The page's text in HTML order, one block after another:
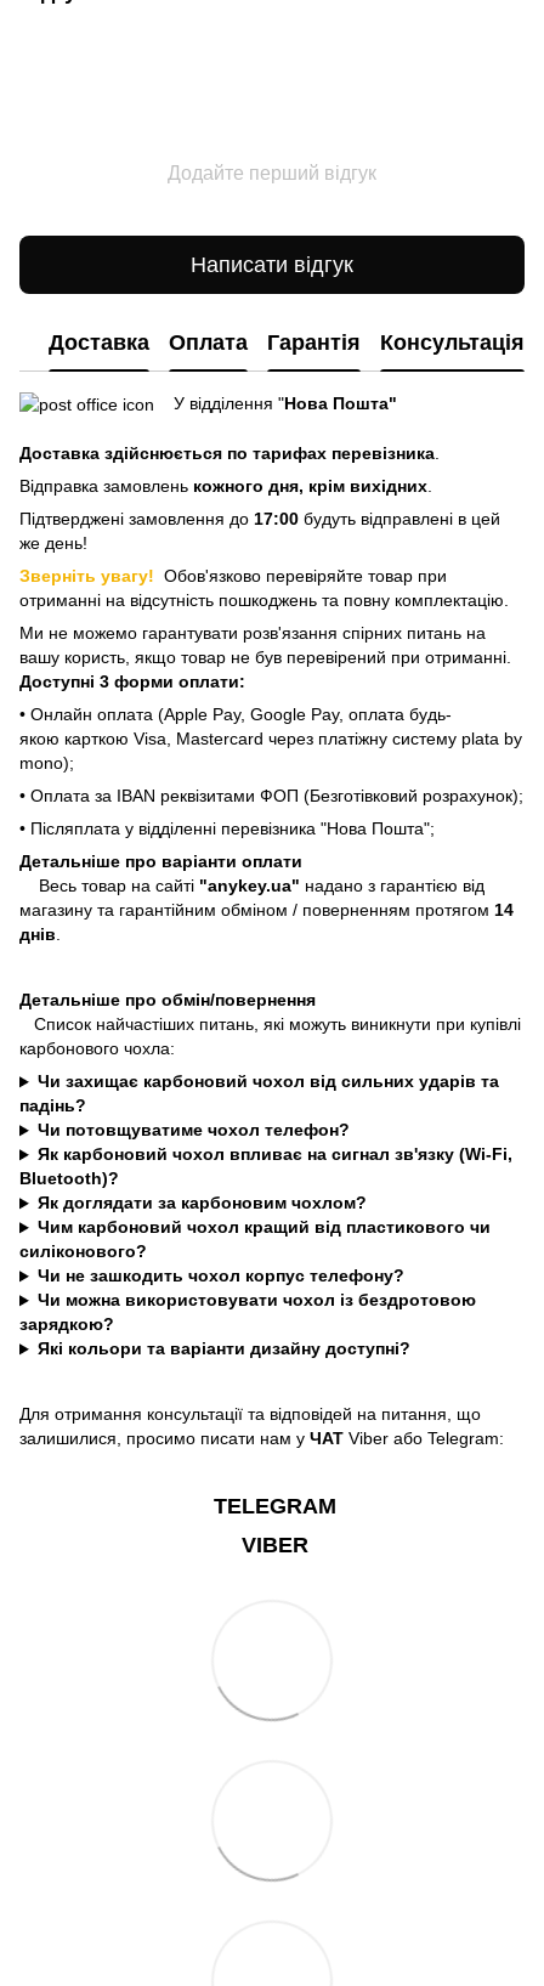
Додайте перший відгук
Написати відгук
Доставка Оплата Гарантія Консультація
У відділення "Нова Пошта"
Доставка здійснюється по тарифах перевізника.
Відправка замовлень кожного дня, крім вихідних.
Підтверджені замовлення до 17:00 будуть відправлені в цей
же день!
Зверніть увагу! Обов'язково перевіряйте товар при
отриманні на відсутність пошкоджень та повну комплектацію.
Ми не можемо гарантувати розв'язання спірних питань на
вашу користь, якщо товар не був перевірений при отриманні.
Доступні 3 форми оплати:
• Онлайн оплата (Apple Pay, Google Pay, оплата будь-
якою карткою Visa, Mastercard через платіжну систему plata by
mono);
• Оплата за IBAN реквізитами ФОП (Безготівковий розрахунок);
• Післяплата у відділенні перевізника "Нова Пошта";
Детальніше про варіанти оплати
Весь товар на сайті "anykey.ua" надано з гарантією від
магазину та гарантійним обміном / поверненням протягом 14
днів.
Детальніше про обмін/повернення
Список найчастіших питань, які можуть виникнути при купівлі
карбонового чохла:
Чи захищає карбоновий чохол від сильних ударів та
падінь?
Чи потовщуватиме чохол телефон?
Як карбоновий чохол впливає на сигнал зв'язку (Wi-Fi,
Bluetooth)?
Як доглядати за карбоновим чохлом?
Чим карбоновий чохол кращий від пластикового чи
силіконового?
Чи не зашкодить чохол корпус телефону?
Чи можна використовувати чохол із бездротовою
зарядкою?
Які кольори та варіанти дизайну доступні?
Для отримання консультації та відповідей на питання, що
залишилися, просимо писати нам у ЧАТ Viber або Telegram:
TELEGRAM
VIBER